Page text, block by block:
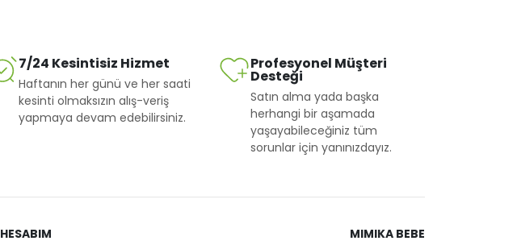
7/24 Kesintisiz Hizmet
Haftanın her günü ve her saati
kesinti olmaksızın alış-veriş
yapmaya devam edebilirsiniz.
Profesyonel Müşteri
Desteği
Satın alma yada başka
herhangi bir aşamada
yaşayabileceğiniz tüm
sorunlar için yanınızdayız.
HESABIM
MIMIKA BEBE